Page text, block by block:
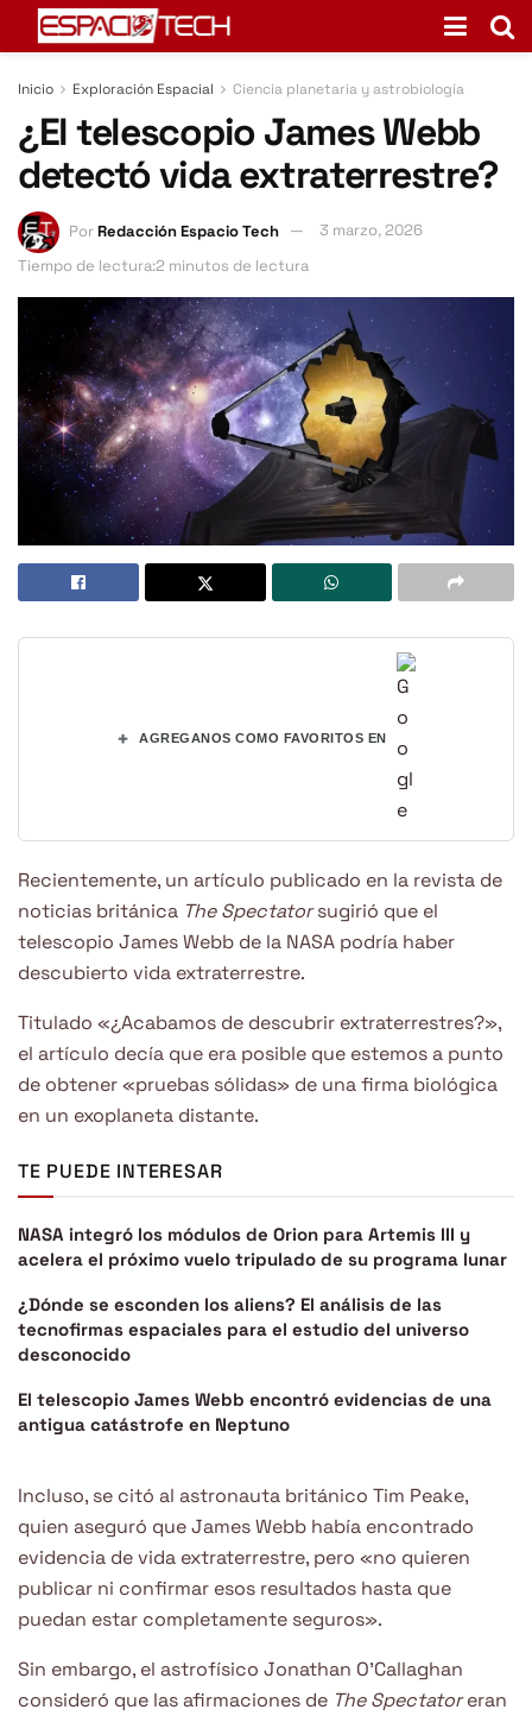
Inicio Exploración Espacial Ciencia planetaria y astrobiología
¿El telescopio James Webb
detectó vida extraterrestre?
PorRedacción Espacio Tech
3 marzo, 2026
Tiempo de lectura:2 minutos de lectura
+ AGREGANOS COMO FAVORITOS EN
Recientemente, un artículo publicado en la revista de
noticias británica The Spectatorsugirió que el
telescopio James Webb de la NASA podría haber
descubierto vida extraterrestre.
Titulado «¿Acabamos de descubrir extraterrestres?»,
el artículo decía que era posible que estemos a punto
de obtener «pruebas sólidas» de una firma biológica
en un exoplaneta distante.
TE PUEDE INTERESAR
NASA integró los módulos de Orion para Artemis III y
acelera el próximo vuelo tripulado de su programa lunar
¿Dónde se esconden los aliens? El análisis de las
tecnofirmas espaciales para el estudio del universo
desconocido
El telescopio James Webb encontró evidencias de una
antigua catástrofe en Neptuno
Incluso, se citó al astronauta británico Tim Peake,
quien aseguró que James Webb había encontrado
evidencia de vida extraterrestre, pero «no quieren
publicar ni confirmar esos resultados hasta que
puedan estar completamente seguros».
Sin embargo, el astrofísico Jonathan O’Callaghan
consideró que las afirmaciones de The Spectatoreran